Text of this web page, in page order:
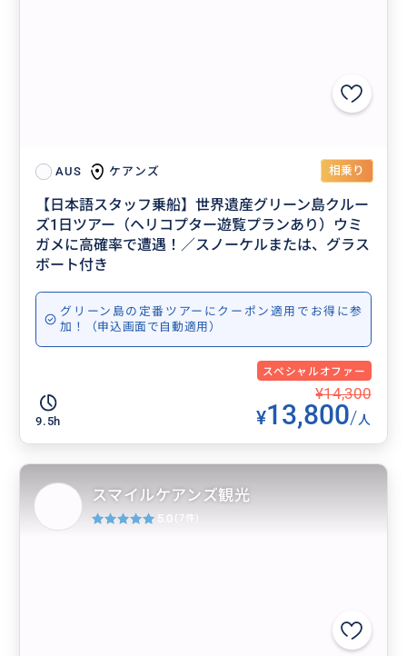
AUS ケアンズ 相乗り
【日本語スタッフ乗船】世界遺産グリーン島クルー
ズ1日ツアー（ヘリコプター遊覧プランあり）ウミ
ガメに高確率で遭遇！／スノーケルまたは、グラス
ボート付き
グリーン島の定番ツアーにクーポン適用でお得に参
加！（申込画面で自動適用）
スペシャルオファー
9.5h
¥14,300
¥13,800/人
スマイルケアンズ観光
5.0 (7件)